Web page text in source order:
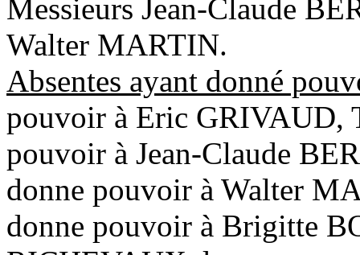
Messieurs Jean-Claude
Walter MARTIN.
Absentes ayant donné
pouvoir à Eric GRIVAUD,
pouvoir à Jean-Claude
donne pouvoir à Walter
donne pouvoir à Brigitte